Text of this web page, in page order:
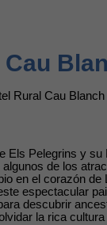
Rural Cau
Els Pelegrins y
de los
en el corazón
espectacular
descubrir
la rica